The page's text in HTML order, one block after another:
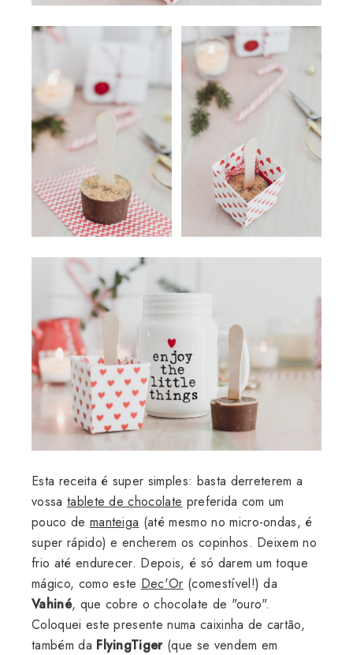
Esta receita é super simples: basta derreterem a
vossa tablete de chocolate preferida com um
pouco de manteiga (até mesmo no micro-ondas, é
super rápido) e encherem os copinhos. Deixem no
frio até endurecer. Depois, é só darem um toque
mágico, como este Dec'Or (comestível!) da
Vahiné, que cobre o chocolate de "ouro".
Coloquei este presente numa caixinha de cartão,
também da FlyingTiger(que se vendem em